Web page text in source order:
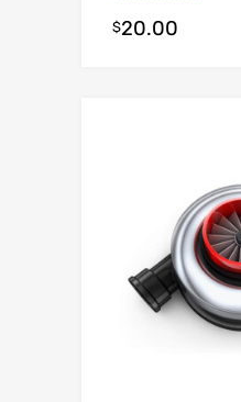
con5.00
$20.00